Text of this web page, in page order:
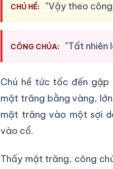
CHÚ HỀ: "Vậy theo
CÔNG CHÚA: "Tất nhiên
Chú hề tức tốc đến
mặt trăng bằng vàng,
mặt trăng vào một sợi
vào cổ.
Thấy mặt trăng, công